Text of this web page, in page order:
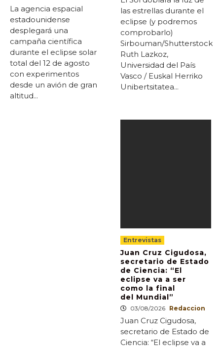
La agencia espacial
estadounidense
desplegará una
campaña científica
durante el eclipse solar
total del 12 de agosto
con experimentos
desde un avión de gran
altitud...
las estrellas durante el
eclipse (y podremos
comprobarlo)
Sirbouman/Shutterstock
Ruth Lazkoz,
Universidad del País
Vasco / Euskal Herriko
Unibertsitatea...
Entrevistas
Juan Cruz Cigudosa,
secretario de Estado
de Ciencia: “El
eclipse va a ser
como la final
del Mundial”
03/08/2026 Redaccion
Juan Cruz Cigudosa,
secretario de Estado de
Ciencia: “El eclipse va a